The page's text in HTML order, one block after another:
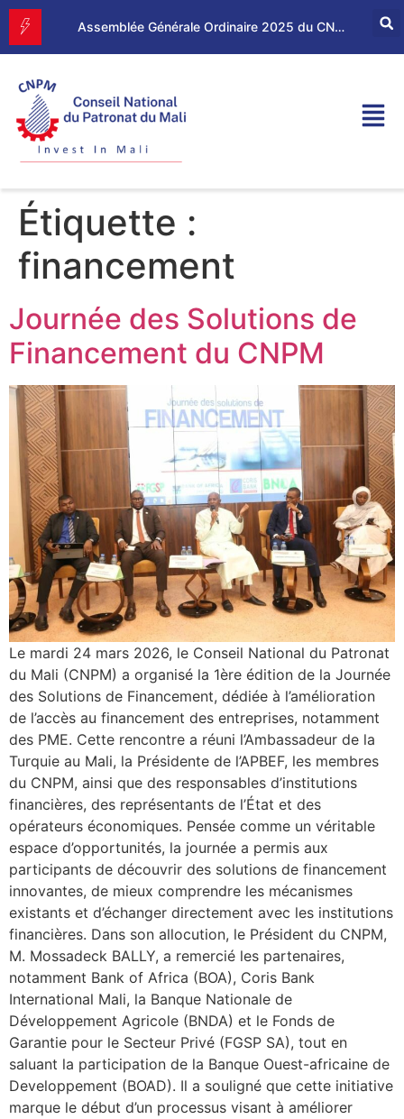
Assemblée Générale Ordinaire 2025 du CNPM
Étiquette :
financement
Journée des Solutions de
Financement du CNPM
Le mardi 24 mars 2026, le Conseil National du Patronat
du Mali (CNPM) a organisé la 1ère édition de la Journée
des Solutions de Financement, dédiée à l’amélioration
de l’accès au financement des entreprises, notamment
des PME. Cette rencontre a réuni l’Ambassadeur de la
Turquie au Mali, la Présidente de l’APBEF, les membres
du CNPM, ainsi que des responsables d’institutions
financières, des représentants de l’État et des
opérateurs économiques. Pensée comme un véritable
espace d’opportunités, la journée a permis aux
participants de découvrir des solutions de financement
innovantes, de mieux comprendre les mécanismes
existants et d’échanger directement avec les institutions
financières. Dans son allocution, le Président du CNPM,
M. Mossadeck BALLY, a remercié les partenaires,
notamment Bank of Africa (BOA), Coris Bank
International Mali, la Banque Nationale de
Développement Agricole (BNDA) et le Fonds de
Garantie pour le Secteur Privé (FGSP SA), tout en
saluant la participation de la Banque Ouest-africaine de
Developpement (BOAD). Il a souligné que cette initiative
marque le début d’un processus visant à améliorer